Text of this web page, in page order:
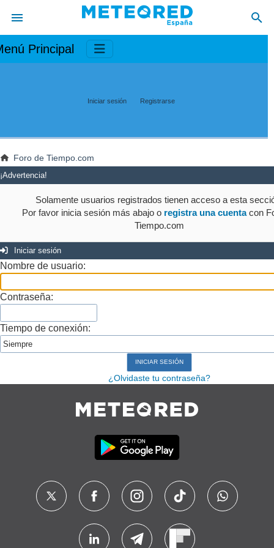
Principal
Iniciar sesión Registrarse
Foro de Tiempo.com
¡Advertencia!
Solamente usuarios registrados tienen acceso a esta
Por favor inicia sesión más abajo o registra una cuentacon
Tiempo.com
Iniciar sesión
Nombre de usuario:
Contraseña:
Tiempo de conexión:
¿Olvidaste tu contraseña?